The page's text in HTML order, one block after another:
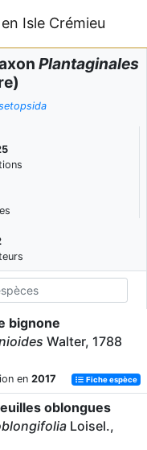
Isle Crémieu
Plantaginales
bignone
Walter, 1788
en 2017 Fiche espèce
oblongues
Loisel.,